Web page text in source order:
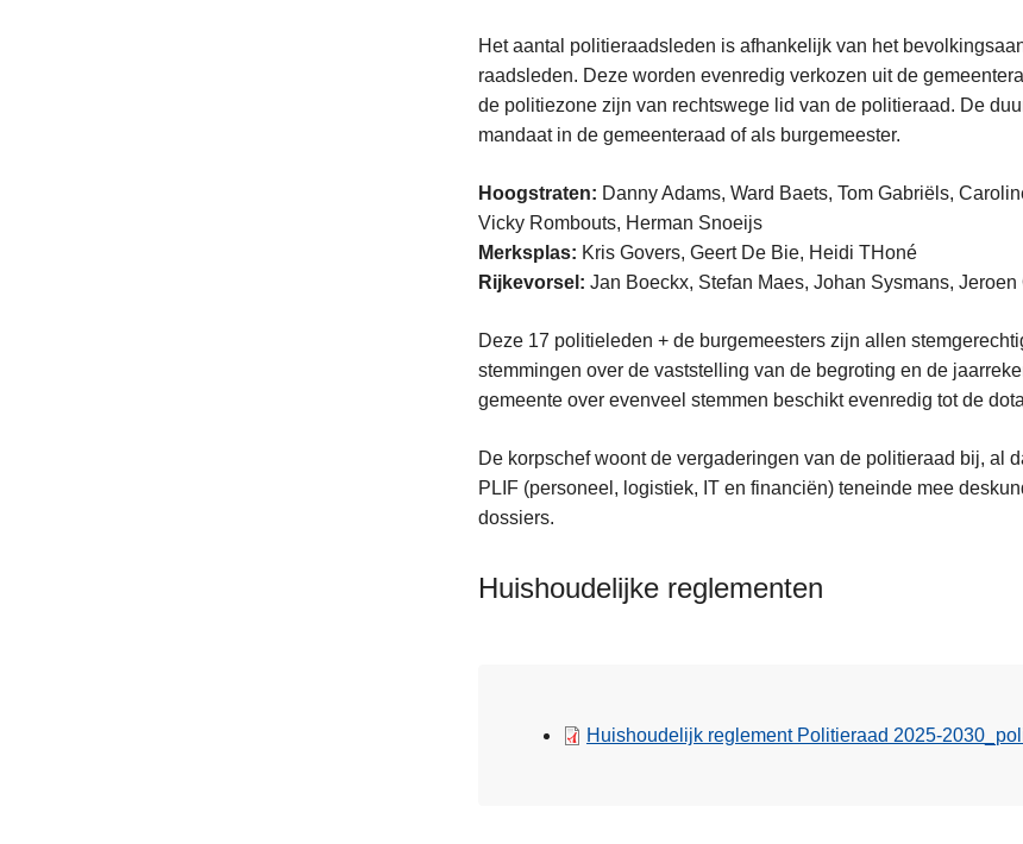
Het aantal politieraadsleden is afhankelijk van het
raadsleden. Deze worden evenredig verkozen uit de
de politiezone zijn van rechtswege lid van de politieraad. De
mandaat in de gemeenteraad of als burgemeester.
Hoogstraten: Danny Adams, Ward Baets, Tom Gabriëls,
Vicky Rombouts, Herman Snoeijs
Merksplas: Kris Govers, Geert De Bie, Heidi THoné
Rijkevorsel: Jan Boeckx, Stefan Maes, Johan Sysmans,
Deze 17 politieleden + de burgemeesters zijn allen
stemmingen over de vaststelling van de begroting en de
gemeente over evenveel stemmen beschikt evenredig tot de
De korpschef woont de vergaderingen van de politieraad bij, al
PLIF (personeel, logistiek, IT en financiën) teneinde mee
dossiers.
Huishoudelijke reglementen
Huishoudelijk reglement Politieraad 2025-